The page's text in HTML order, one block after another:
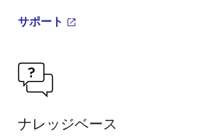
サポート
ナレッジベース